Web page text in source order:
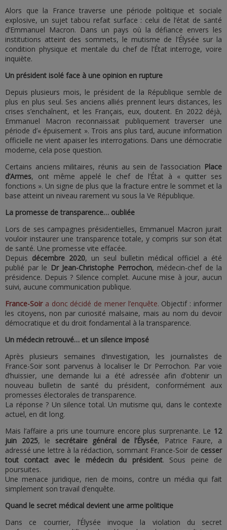
Alors que la France traverse une période politique et sociale
explosive, un sujet tabou refait surface : celui de l’état de santé
d’Emmanuel Macron. Dans un pays où la défiance envers les
institutions atteint des sommets, le mutisme de l’Élysée sur la
condition physique et mentale du chef de l’État interroge, voire
inquiète.
Un président isolé face à une opinion en rupture
Depuis plusieurs mois, le président de la République semble de
plus en plus seul. Ses anciens alliés prennent leurs distances, les
crises s’enchaînent, et les Français, eux, doutent. En 2022 déjà,
Emmanuel Macron reconnaissait publiquement traverser une
période d’« épuisement ». Trois ans plus tard, aucune information
officielle ne vient apaiser les interrogations. Dans une démocratie
moderne, cela pose question.
Certains anciens militaires, réunis au sein de l’association Place
d’Armes, ont même appelé le chef de l’État à « quitter ses
fonctions ». Un signe de plus que la fracture entre le sommet et la
base atteint un niveau rarement vu sous la Ve République.
La promesse de transparence… oubliée
Lors de ses campagnes présidentielles, Emmanuel Macron jurait
vouloir instaurer une transparence totale, y compris sur son état
de santé. Une promesse vite effacée.
Depuis décembre 2020, un seul bulletin médical officiel a été
publié par le Dr Jean-Christophe Perrochon, médecin-chef de la
présidence. Depuis ? Silence complet. Aucune mise à jour, aucun
suivi, aucune communication publique.
France-Soira donc décidé de mener l’enquête. Objectif : informer
les citoyens, non par curiosité malsaine, mais au nom du devoir
démocratique et du droit fondamental à la transparence.
Un médecin retrouvé… et un silence imposé
Après plusieurs semaines d’investigation, les journalistes de
France-Soir sont parvenus à localiser le Dr Perrochon. Par voie
d’huissier, une demande lui a été adressée afin d’obtenir un
nouveau bulletin de santé du président, conformément aux
promesses électorales de transparence.
La réponse ? Un silence total. Un mutisme qui, dans le contexte
actuel, en dit long.
Mais l’affaire a pris une tournure encore plus surprenante. Le 12
juin 2025, le secrétaire général de l’Élysée, Patrice Faure, a
adressé une lettre à la rédaction, sommant France-Soir de cesser
tout contact avec le médecin du président. Sous peine de
poursuites.
Une menace juridique, rien de moins, contre un média qui fait
simplement son travail d’enquête.
Quand le secret médical devient une arme politique
Dans ce courrier, l’Élysée invoque la violation du secret